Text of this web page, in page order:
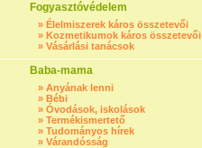
Fogyasztóvédelem
» Élelmiszerek káros összetevői
» Kozmetikumok káros összetevői
» Vásárlási tanácsok
Baba-mama
» Anyának lenni
» Bébi
» Óvodások, iskolások
» Termékismertető
» Tudományos hírek
» Várandósság